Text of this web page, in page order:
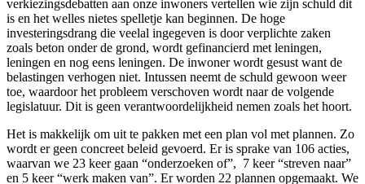
verkiezingsdebatten aan onze inwoners vertellen wie zijn schuld dit
is en het welles nietes spelletje kan beginnen. De hoge
investeringsdrang die veelal ingegeven is door verplichte zaken
zoals beton onder de grond, wordt gefinancierd met leningen,
leningen en nog eens leningen. De inwoner wordt gesust want de
belastingen verhogen niet. Intussen neemt de schuld gewoon weer
toe, waardoor het probleem verschoven wordt naar de volgende
legislatuur. Dit is geen verantwoordelijkheid nemen zoals het hoort.
Het is makkelijk om uit te pakken met een plan vol met plannen. Zo
wordt er geen concreet beleid gevoerd. Er is sprake van 106 acties,
waarvan we 23 keer gaan “onderzoeken of”, 7 keer “streven naar”
en 5 keer “werk maken van”. Er worden 22 plannen opgemaakt. We